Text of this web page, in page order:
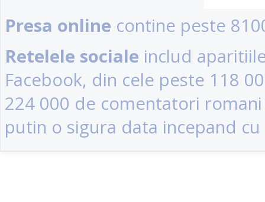
Presa online contine peste
Retelele sociale includ
Facebook, din cele peste 118
224 000 de comentatori
putin o sigura data incepand